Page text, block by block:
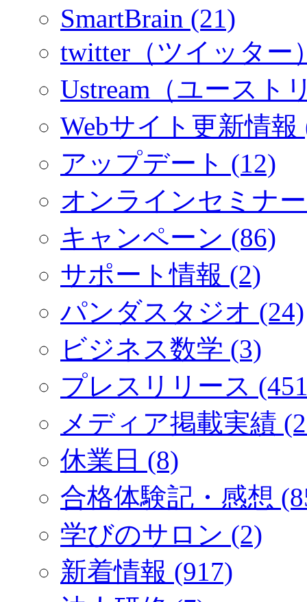
SmartBrain (21)
twitter（ツイッター
Ustream（ユースト
Webサイト更新情報
アップデート (12)
オンラインセミナ
キャンペーン (86)
サポート情報 (2)
パンダスタジオ (24)
ビジネス数学 (3)
プレスリリース
メディア掲載実績
休業日 (8)
合格体験記・感想
学びのサロン (2)
新着情報 (917)